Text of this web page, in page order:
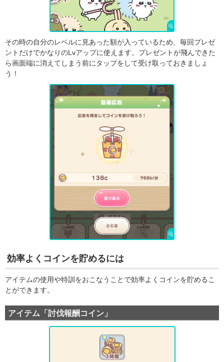
その時の自分のレベルに見あった額が入っているため、毎回プレゼ
ントだけでかなりのLvアップに使えます。プレゼントが飛んできた
ら画面端に消えてしまう前にタップをして受け取っておきましょ
う！
効率よくコインを貯めるには
アイテムの使用や特訓をおこなうことで効率よくコインを貯めるこ
とができます。
アイテム「討伐報酬コイン」